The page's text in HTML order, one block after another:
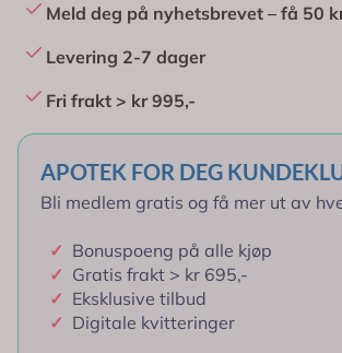
Meld deg på nyhetsbrevet – få 50
Levering 2-7 dager
Fri frakt > kr 995,-
APOTEK FOR DEG
Bli medlem gratis og få mer ut av
✓ Bonuspoeng på alle kjøp
✓ Gratis frakt > kr 695,-
✓ Eksklusive tilbud
✓ Digitale kvitteringer